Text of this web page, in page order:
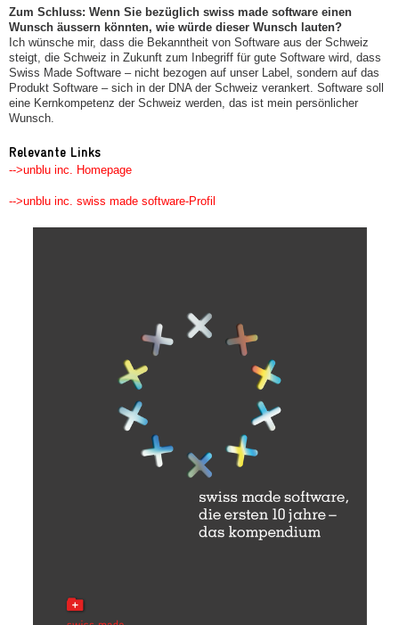
Zum Schluss: Wenn Sie bezüglich swiss made software einen
Wunsch äussern könnten, wie würde dieser Wunsch lauten?
Ich wünsche mir, dass die Bekanntheit von Software aus der Schweiz
steigt, die Schweiz in Zukunft zum Inbegriff für gute Software wird, dass
Swiss Made Software – nicht bezogen auf unser Label, sondern auf das
Produkt Software – sich in der DNA der Schweiz verankert. Software soll
eine Kernkompetenz der Schweiz werden, das ist mein persönlicher
Wunsch.
Relevante Links
-->unblu inc. Homepage
-->unblu inc. swiss made software-Profil